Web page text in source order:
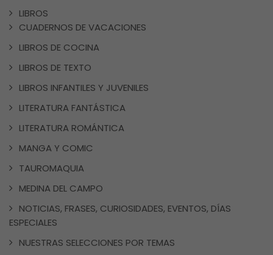
LIBROS
CUADERNOS DE VACACIONES
LIBROS DE COCINA
LIBROS DE TEXTO
LIBROS INFANTILES Y JUVENILES
LITERATURA FANTÁSTICA
LITERATURA ROMÁNTICA
MANGA Y COMIC
TAUROMAQUIA
MEDINA DEL CAMPO
NOTICIAS, FRASES, CURIOSIDADES, EVENTOS, DÍAS
ESPECIALES
NUESTRAS SELECCIONES POR TEMAS